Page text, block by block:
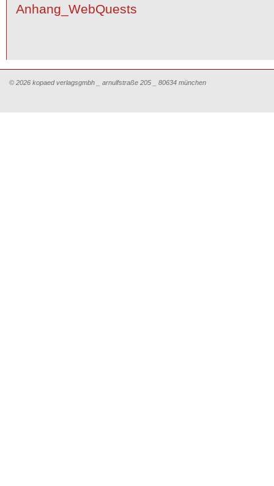
Anhang_WebQuests
© 2026 kopaed verlagsgmbh _ arnulfstraße 205 _ 80634 münchen